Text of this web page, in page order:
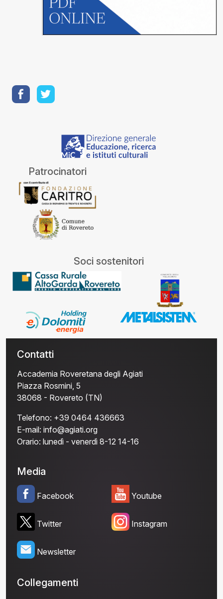
Patrocinatori
Soci sostenitori
Contatti
Accademia Roveretana degli Agiati
Piazza Rosmini, 5
38068 - Rovereto (TN)
Telefono: +39 0464 436663
E-mail: info@agiati.org
Orario: lunedì - venerdì 8-12 14-16
Media
Facebook
Twitter
Newsletter
Youtube
Instagram
Collegamenti